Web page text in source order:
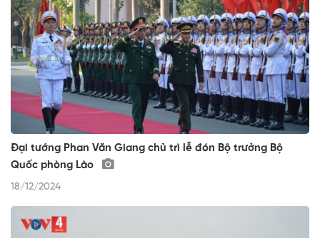
Đại tướng Phan Văn Giang chủ trì lễ đón Bộ trưởng Bộ
Quốc phòng Lào
18/12/2024